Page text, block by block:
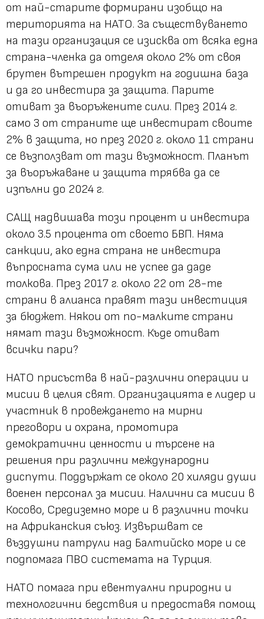
от най-старите формирани изобщо на
територията на НАТО. За съществуването
на тази организация се изисква от всяка една
страна-членка да отделя около 2% от своя
брутен вътрешен продукт на годишна база
и да го инвестира за защита. Парите
отиват за въоръжените сили. През 2014 г.
само 3 от страните ще инвестират своите
2% в защита, но през 2020 г. около 11 страни
се възползват от тази възможност. Планът
за въоръжаване и защита трябва да се
изпълни до 2024 г.
САЩ надвишава този процент и инвестира
около 3.5 процента от своето БВП. Няма
санкции, ако една страна не инвестира
въпросната сума или не успее да даде
толкова. През 2017 г. около 22 от 28-те
страни в алианса правят тази инвестиция
за бюджет. Някои от по-малките страни
нямат тази възможност. Къде отиват
всички пари?
НАТО присъства в най-различни операции и
мисии в целия свят. Организацията е лидер и
участник в провеждането на мирни
преговори и охрана, промотира
демократични ценности и търсене на
решения при различни международни
диспути. Поддържат се около 20 хиляди души
военен персонал за мисии. Налични са мисии в
Косово, Средиземно море и в различни точки
на Африканския съюз. Извършват се
въздушни патрули над Балтийско море и се
подпомага ПВО системата на Турция.
НАТО помага при евентуални природни и
технологични бедствия и предоставя помощ